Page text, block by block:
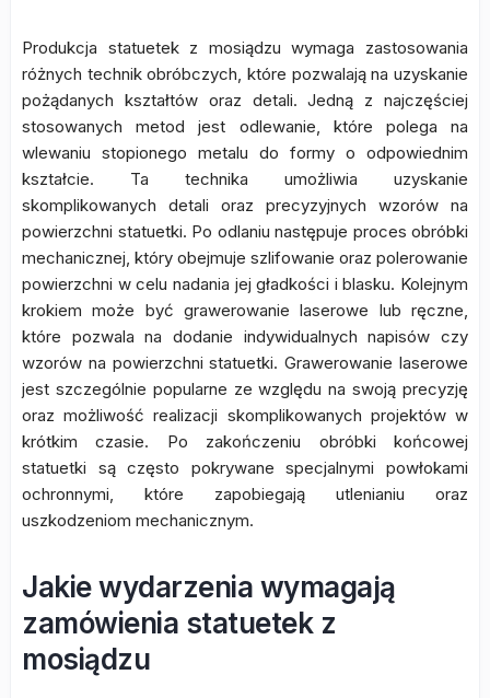
Produkcja statuetek z mosiądzu wymaga zastosowania
różnych technik obróbczych, które pozwalają na uzyskanie
pożądanych kształtów oraz detali. Jedną z najczęściej
stosowanych metod jest odlewanie, które polega na
wlewaniu stopionego metalu do formy o odpowiednim
kształcie. Ta technika umożliwia uzyskanie
skomplikowanych detali oraz precyzyjnych wzorów na
powierzchni statuetki. Po odlaniu następuje proces obróbki
mechanicznej, który obejmuje szlifowanie oraz polerowanie
powierzchni w celu nadania jej gładkości i blasku. Kolejnym
krokiem może być grawerowanie laserowe lub ręczne,
które pozwala na dodanie indywidualnych napisów czy
wzorów na powierzchni statuetki. Grawerowanie laserowe
jest szczególnie popularne ze względu na swoją precyzję
oraz możliwość realizacji skomplikowanych projektów w
krótkim czasie. Po zakończeniu obróbki końcowej
statuetki są często pokrywane specjalnymi powłokami
ochronnymi, które zapobiegają utlenianiu oraz
uszkodzeniom mechanicznym.
Jakie wydarzenia wymagają
zamówienia statuetek z
mosiądzu